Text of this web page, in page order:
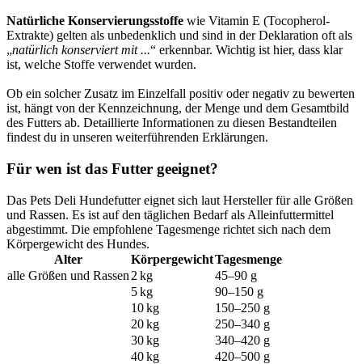
Natürliche Konservierungsstoffe wie Vitamin E (Tocopherol-
Extrakte) gelten als unbedenklich und sind in der Deklaration oft als
„natürlich konserviert mit ...“ erkennbar. Wichtig ist hier, dass klar
ist, welche Stoffe verwendet wurden.
Ob ein solcher Zusatz im Einzelfall positiv oder negativ zu bewerten
ist, hängt von der Kennzeichnung, der Menge und dem Gesamtbild
des Futters ab. Detaillierte Informationen zu diesen Bestandteilen
findest du in unseren weiterführenden Erklärungen.
Für wen ist das Futter geeignet?
Das Pets Deli Hundefutter eignet sich laut Hersteller für alle Größen
und Rassen. Es ist auf den täglichen Bedarf als Alleinfuttermittel
abgestimmt. Die empfohlene Tagesmenge richtet sich nach dem
Körpergewicht des Hundes.
Alter
KörpergewichtTagesmenge
alle Größen und Rassen 2 kg
45–90 g
5 kg
90–150 g
10 kg
150–250 g
20 kg
250–340 g
30 kg
340–420 g
40 kg
420–500 g